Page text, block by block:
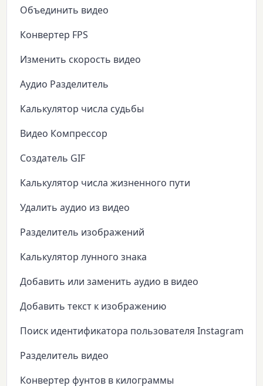
Объединить видео
Конвертер FPS
Изменить скорость видео
Аудио Разделитель
Калькулятор числа судьбы
Видео Компрессор
Создатель GIF
Калькулятор числа жизненного пути
Удалить аудио из видео
Разделитель изображений
Калькулятор лунного знака
Добавить или заменить аудио в видео
Добавить текст к изображению
Поиск идентификатора пользователя Instagram
Разделитель видео
Конвертер фунтов в килограммы